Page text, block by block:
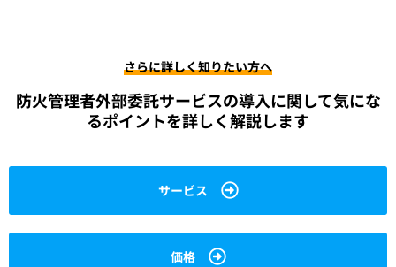
さらに詳しく知りたい方へ
防火管理者外部委託サービスの導入に関して気にな
るポイントを詳しく解説します
サービス
価格